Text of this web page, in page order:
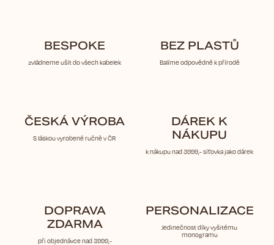
BESPOKE
zvládneme ušít do všech kabelek
BEZ PLASTŮ
Balíme odpovědně k přírodě
ČESKÁ VÝROBA
S láskou vyrobené ručně v ČR
DÁREK K
NÁKUPU
k nákupu nad 3999,- síťovka jako dárek
DOPRAVA
ZDARMA
při objednávce nad 3999,-
PERSONALIZACE
Jedinečnost díky vyšitému
monogramu